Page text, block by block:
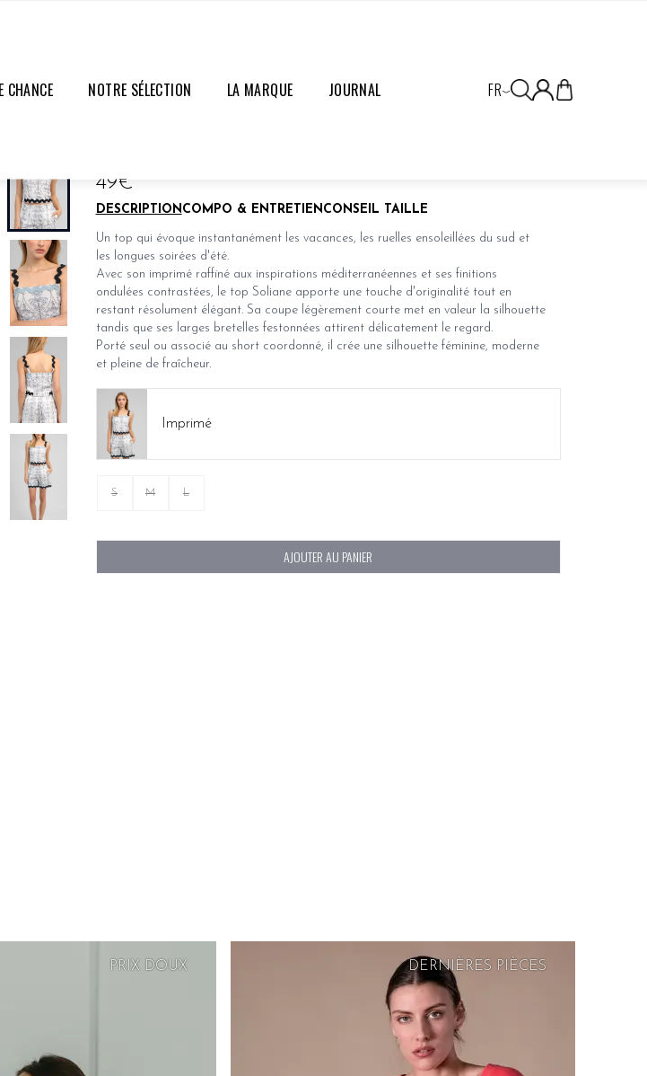
CHANCE NOTRE SÉLECTION LA MARQUE JOURNAL FR
49€
DESCRIPTIONCOMPO & ENTRETIENCONSEIL TAILLE
Un top qui évoque instantanément les vacances, les ruelles ensoleillées du sud et
les longues soirées d'été.
Avec son imprimé raffiné aux inspirations méditerranéennes et ses finitions
ondulées contrastées, le top Soliane apporte une touche d'originalité tout en
restant résolument élégant. Sa coupe légèrement courte met en valeur la silhouette
tandis que ses larges bretelles festonnées attirent délicatement le regard.
Porté seul ou associé au short coordonné, il crée une silhouette féminine, moderne
et pleine de fraîcheur.
Imprimé
S M L
AJOUTER AU PANIER
PRIX DOUX DERNIÈRES PIÈCES